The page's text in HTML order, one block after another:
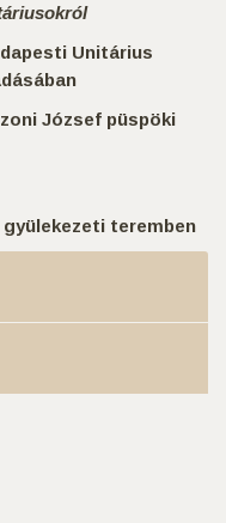
Unitárius
József püspöki
gyülekezeti teremben